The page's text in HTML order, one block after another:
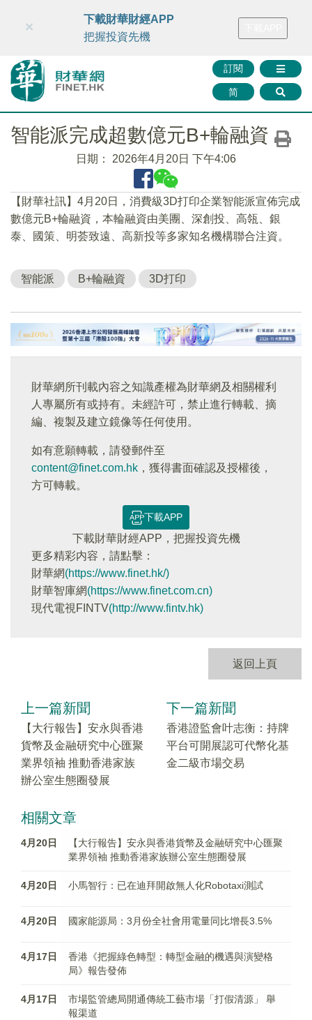
財華智庫網 FINTV FINMETA 財華證券 媒體矩陣
訂閱
简
×
下載財華財經APP
把握投資先機
智能派完成超數億元B+輪融資
日期： 2026年4月20日 下午4:06
​【財華社訊】4月20日，消費級3D打印企業智能派宣佈完成
數億元B+輪融資，本輪融資由美團、深創投、高瓴、銀
泰、國策、明荟致遠、高新投等多家知名機構聯合注資。
智能派 B+輪融資 3D打印
財華網所刊載內容之知識產權為財華網及相關權利
人專屬所有或持有。未經許可，禁止進行轉載、摘
編、複製及建立鏡像等任何使用。
如有意願轉載，請發郵件至
content@finet.com.hk ，獲得書面確認及授權後，
方可轉載。
下載APP
下載財華財經APP，把握投資先機
更多精彩内容，請點擊：
財華網(https://www.finet.hk/)
財華智庫網(https://www.finet.com.cn)
現代電視FINTV(http://www.fintv.hk)
返回上頁
上一篇新聞
【大行報告】安永與香港
貨幣及金融研究中心匯聚
業界領袖 推動香港家族
辦公室生態圈發展
下一篇新聞
香港證監會叶志衡：持牌
平台可開展認可代幣化基
金二級市場交易
相關文章
4月20日
【大行報告】安永與香港貨幣及金融研究中心匯聚
業界領袖 推動香港家族辦公室生態圈發展
4月20日 小馬智行：已在迪拜開啟無人化Robotaxi測試
4月20日 國家能源局：3月份全社會用電量同比增長3.5%
4月17日
香港《把握綠色轉型：轉型金融的機遇與演變格
局》報告發佈
4月17日
市場監管總局開通傳統工藝市場「打假清源」 舉
報渠道